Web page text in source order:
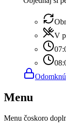
V
Menu
Menu čoskoro